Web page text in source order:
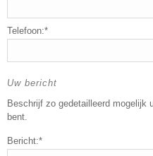
Telefoon:*
Uw bericht
Beschrijf zo gedetailleerd mogelijk
bent.
Bericht:*